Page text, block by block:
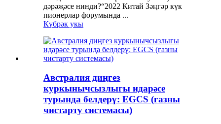
дәрәҗәсе нинди?“2022 Китай Зәңгәр күк
пионерлар форумында ...
Күбрәк укы
Австралия диңгез
куркынычсызлыгы идарәсе
турында белдерү: EGCS (газны
чистарту системасы)